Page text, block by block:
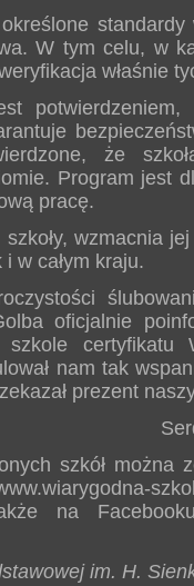
W tym celu, w
właśnie
potwierdzeniem,
że
Program jest
pracę.
wzmacnia
w całym kraju.
oficjalnie
certyfikatu
nam tak
prezent
szkół można
na
im. H.